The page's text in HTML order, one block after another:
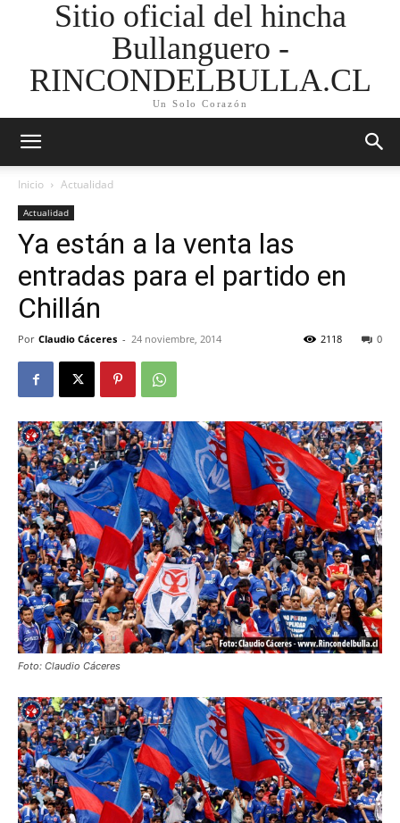
Sitio oficial del hincha
Bullanguero -
RINCONDELBULLA.CL
Un Solo Corazón
Inicio Actualidad
Actualidad
Ya están a la venta las
entradas para el partido en
Chillán
Por Claudio Cáceres - 24 noviembre, 2014 0
2118
Foto: Claudio Cáceres